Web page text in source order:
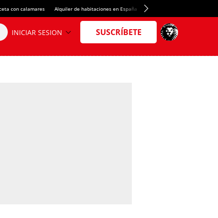
con calamares Alquiler de habitaciones en España Crédito del Spotify Camp Nou